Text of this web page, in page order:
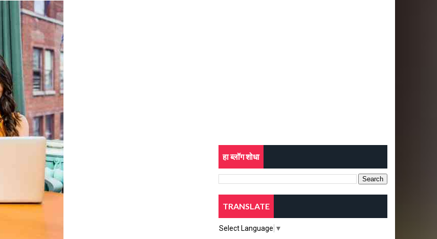
हा ब्लॉग शोधा
TRANSLATE
Select Language ▼